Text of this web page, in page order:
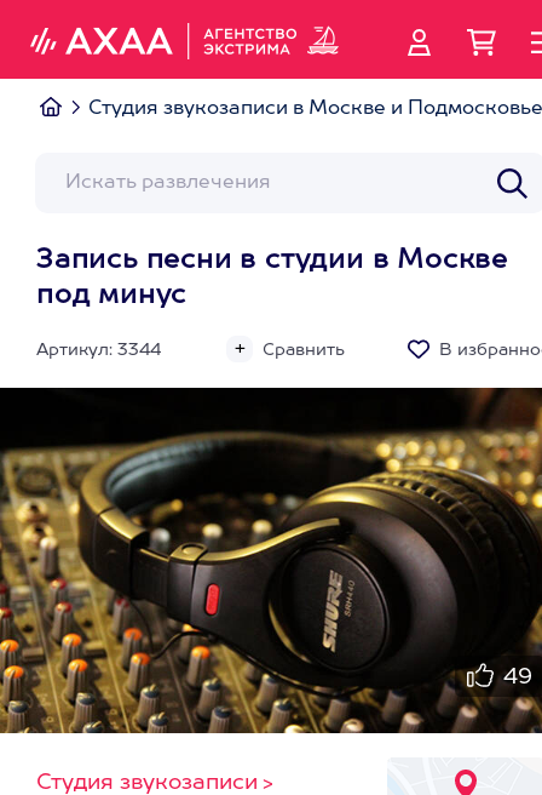
Студия звукозаписи в Москве и Подмосковье
Запись песни в студии в Москве
под минус
Артикул: 3344 Сравнить В
49
Студия звукозаписи >